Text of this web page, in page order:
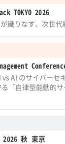
TOKYO 2026
織りなす、次世
vs AI のサイバーセ
「自律型能動的
2026 秋 東京